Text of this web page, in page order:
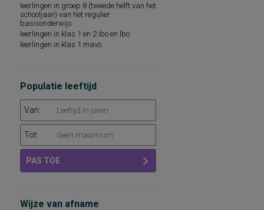
leerlingen in groep 8 (tweede helft van het
schooljaar) van het regulier
basisonderwijs
leerlingen in klas 1 en 2 ibo en lbo
leerlingen in klas 1 mavo
Populatie leeftijd
Van:
Tot:
PAS TOE
Wijze van afname